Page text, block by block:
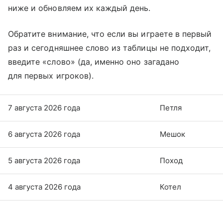
ниже и обновляем их каждый день.
Обратите внимание, что если вы играете в первый
раз и сегодняшнее слово из таблицы не подходит,
введите «слово» (да, именно оно загадано
для первых игроков).
7 августа 2026 года Петля
6 августа 2026 года Мешок
5 августа 2026 года Поход
4 августа 2026 года Котел